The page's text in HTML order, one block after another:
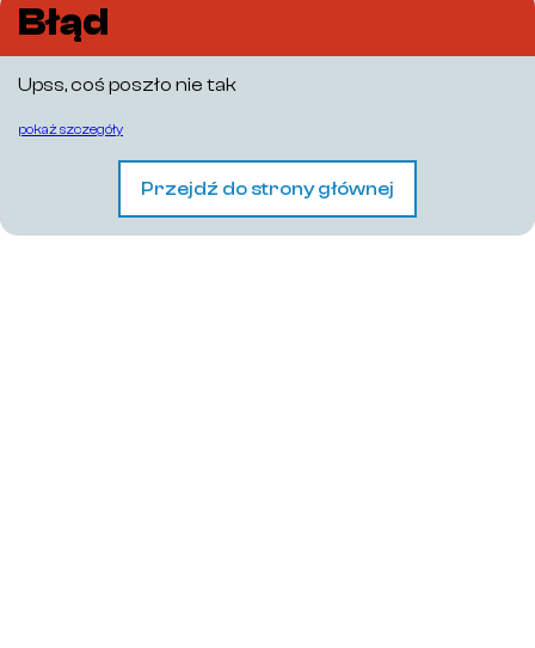
Błąd
Upss, coś poszło nie tak
pokaż szczegóły
Przejdź do strony głównej